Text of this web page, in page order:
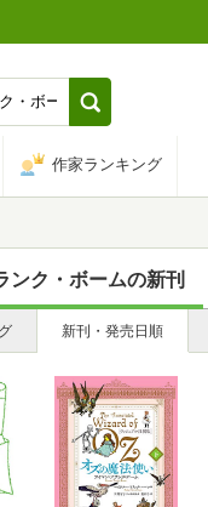
作家ランキング
ンク・ボームの新刊
新刊・発売日順